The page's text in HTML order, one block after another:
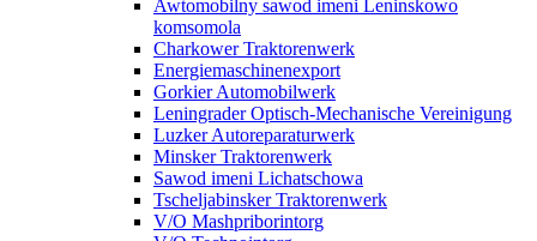
Awtomobilny sawod imeni Leninskowo
komsomola
Charkower Traktorenwerk
Energiemaschinenexport
Gorkier Automobilwerk
Leningrader Optisch-Mechanische Vereinigung
Luzker Autoreparaturwerk
Minsker Traktorenwerk
Sawod imeni Lichatschowa
Tscheljabinsker Traktorenwerk
V/O Mashpriborintorg